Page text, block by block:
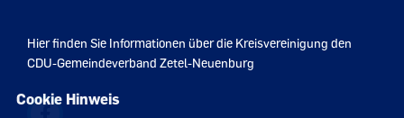
Hier finden Sie Informationen über die Kreisvereinigung den
CDU-Gemeindeverband Zetel-Neuenburg
Cookie Hinweis